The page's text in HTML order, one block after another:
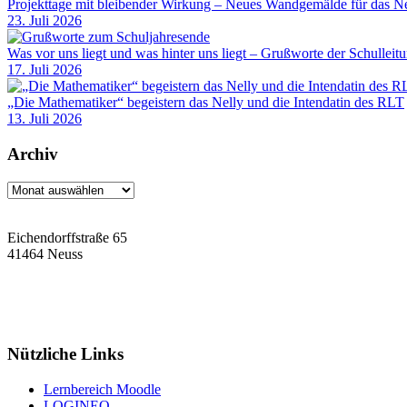
Projekttage mit bleibender Wirkung – Neues Wandgemälde für das
23. Juli 2026
Was vor uns liegt und was hinter uns liegt – Grußworte der
17. Juli 2026
„Die Mathematiker“ begeistern das Nelly und die Intendatin des RLT
13. Juli 2026
Archiv
Archiv
Eichendorffstraße 65
41464 Neuss
Nützliche Links
Lernbereich Moodle